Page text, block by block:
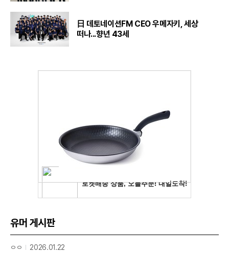
日 데토네이션FM CEO 우메자키, 세상
떠나...향년 43세
유머 게시판
ㅇㅇ 2026.01.22